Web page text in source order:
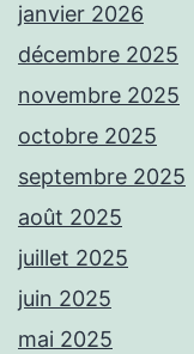
janvier 2026
décembre 2025
novembre 2025
octobre 2025
septembre 2025
août 2025
juillet 2025
juin 2025
mai 2025